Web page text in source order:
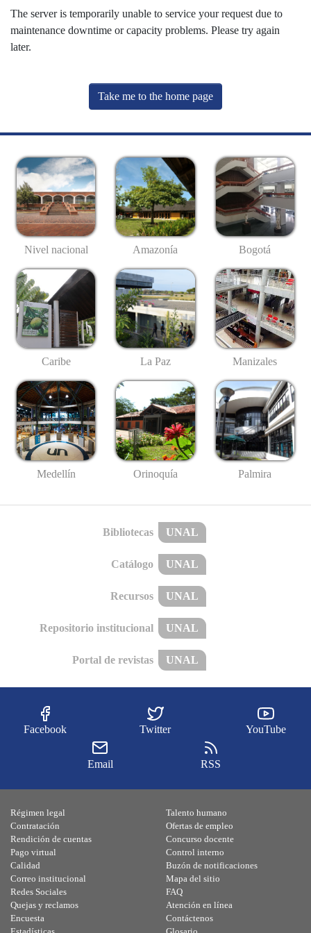
The server is temporarily unable to service your request due to
maintenance downtime or capacity problems. Please try again
later.
Take me to the home page
Nivel nacional Amazonía Bogotá
Caribe La Paz Manizales
Medellín Orinoquía Palmira
Bibliotecas UNAL
Catálogo UNAL
Recursos UNAL
Repositorio institucional UNAL
Portal de revistas UNAL
Facebook Twitter YouTube
Email RSS
Régimen legal
Contratación
Rendición de cuentas
Pago virtual
Calidad
Talento humano
Ofertas de empleo
Concurso docente
Control interno
Buzón de notificaciones
Correo institucional
Redes Sociales
Quejas y reclamos
Encuesta
Mapa del sitio
FAQ
Atención en línea
Contáctenos